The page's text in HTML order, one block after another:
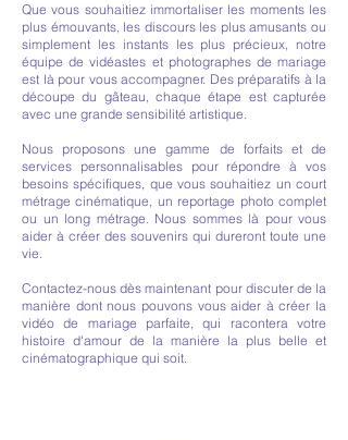
Que vous souhaitiez immortaliser les moments les
plus émouvants, les discours les plus amusants ou
simplement les instants les plus précieux, notre
équipe de vidéastes et photographes de mariage
est là pour vous accompagner. Des préparatifs à la
découpe du gâteau, chaque étape est capturée
avec une grande sensibilité artistique.
Nous proposons une gamme de forfaits et de
services personnalisables pour répondre à vos
besoins spécifiques, que vous souhaitiez un court
métrage cinématique, un reportage photo complet
ou un long métrage. Nous sommes là pour vous
aider à créer des souvenirs qui dureront toute une
vie.
Contactez-nous dès maintenant pour discuter de la
manière dont nous pouvons vous aider à créer la
vidéo de mariage parfaite, qui racontera votre
histoire d'amour de la manière la plus belle et
cinématographique qui soit.